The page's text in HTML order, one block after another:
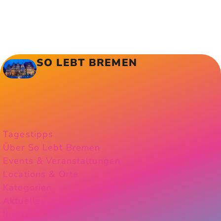
SO LEBT BREMEN
Tagestipps
Über So Lebt Bremen
Events & Veranstaltungen
Locations & Orte
Kategorien
Aktuelles